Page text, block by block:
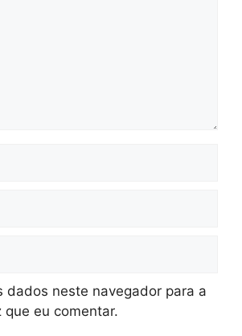
dados neste navegador para a
que eu comentar.